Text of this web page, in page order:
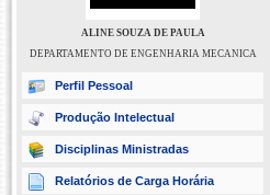
ALINE SOUZA DE PAULA
DEPARTAMENTO DE ENGENHARIA MECANICA
Perfil Pessoal
Produção Intelectual
Disciplinas Ministradas
Relatórios de Carga Horária